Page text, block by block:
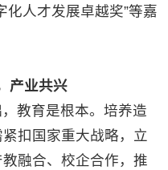
人才发展卓越奖”等嘉
产业共兴
教育是根本。培养造
扣国家重大战略，立
融合、校企合作，推